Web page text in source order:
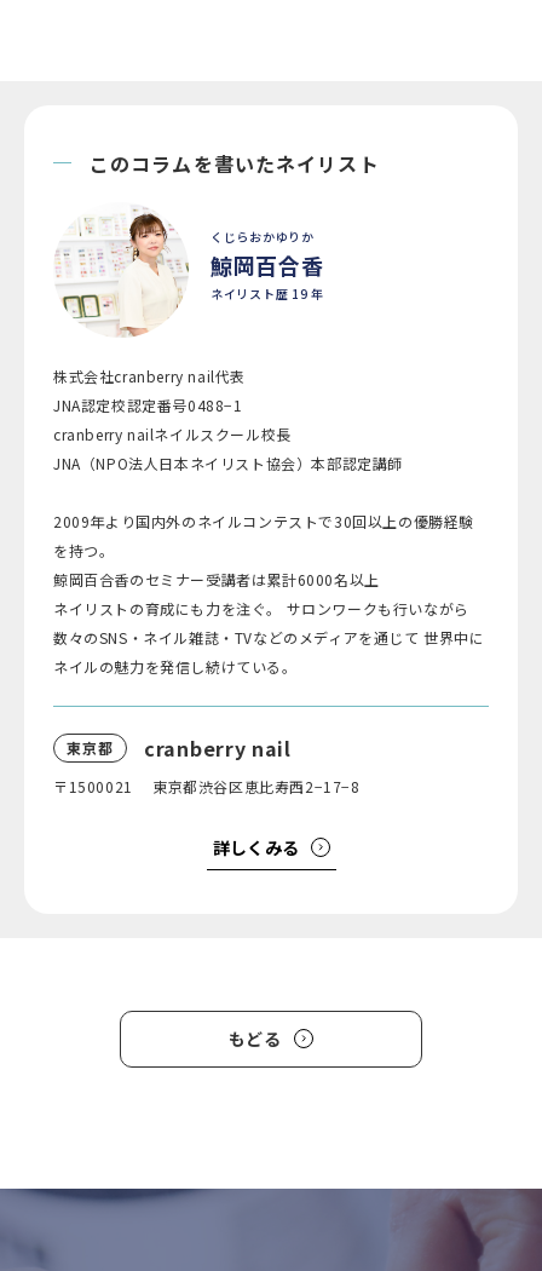
このコラムを書いたネイリスト
くじらおかゆりか
鯨岡百合香
ネイリスト歴 19 年
株式会社cranberry nail代表
JNA認定校認定番号0488−1
cranberry nailネイルスクール校長
JNA（NPO法人日本ネイリスト協会）本部認定講師
2009年より国内外のネイルコンテストで30回以上の優勝経験
を持つ。
鯨岡百合香のセミナー受講者は累計6000名以上
ネイリストの育成にも力を注ぐ。 サロンワークも行いながら
数々のSNS・ネイル雑誌・TVなどのメディアを通じて 世界中に
ネイルの魅力を発信し続けている。
東京都 cranberry nail
〒1500021 東京都渋谷区恵比寿西2−17−8
詳しくみる
もどる